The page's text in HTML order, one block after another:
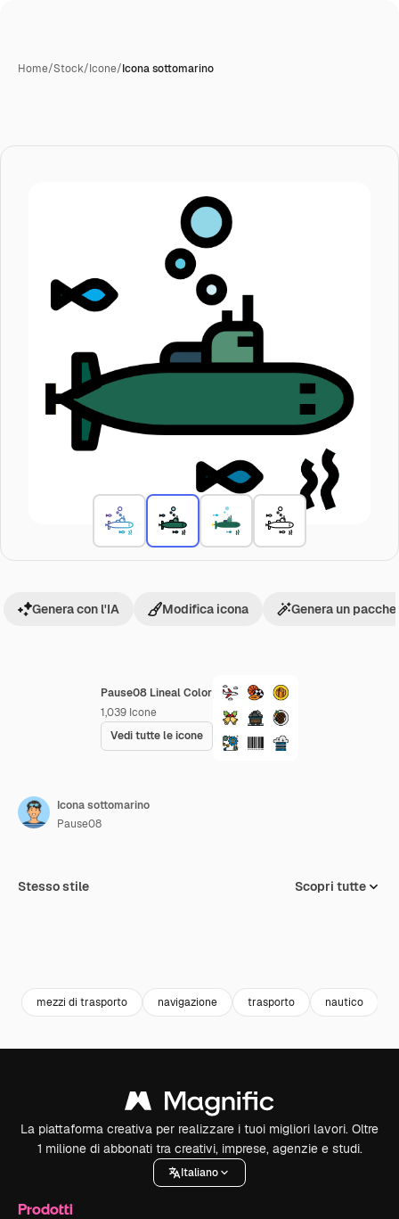
Home/Stock/Icone/Icona sottomarino
Pause08 Lineal Color
1,039 Icone
Vedi tutte le icone
Genera con l'IA Modifica icona Genera un
Icona sottomarino
Pause08
Stesso stile Scopri tutte
mezzi di trasporto navigazione trasporto nautico
La piattaforma creativa per realizzare i tuoi migliori lavori. Oltre
1 milione di abbonati tra creativi, imprese, agenzie e studi.
Italiano
Prodotti